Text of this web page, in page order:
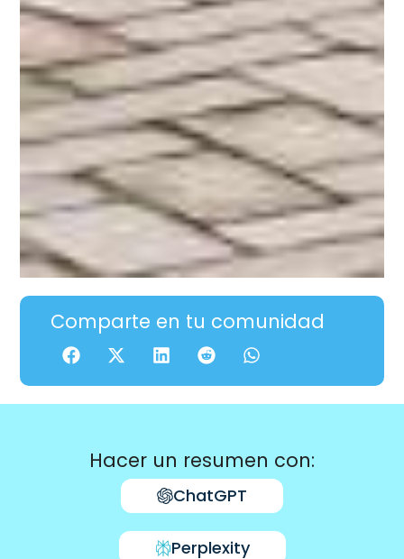
Comparte en tu comunidad
Hacer un resumen con:
ChatGPT
Perplexity